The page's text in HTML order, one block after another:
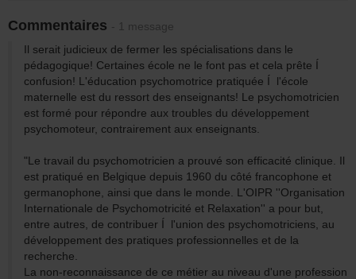
Commentaires - 1 message
Il serait judicieux de fermer les spécialisations dans le
pédagogique! Certaines école ne le font pas et cela prête Í
confusion! L'éducation psychomotrice pratiquée Í l'école
maternelle est du ressort des enseignants! Le psychomotricien
est formé pour répondre aux troubles du développement
psychomoteur, contrairement aux enseignants.
"Le travail du psychomotricien a prouvé son efficacité clinique. Il
est pratiqué en Belgique depuis 1960 du côté francophone et
germanophone, ainsi que dans le monde. L'OIPR ''Organisation
Internationale de Psychomotricité et Relaxation'' a pour but,
entre autres, de contribuer Í l'union des psychomotriciens, au
développement des pratiques professionnelles et de la
recherche.
La non-reconnaissance de ce métier au niveau d'une profession